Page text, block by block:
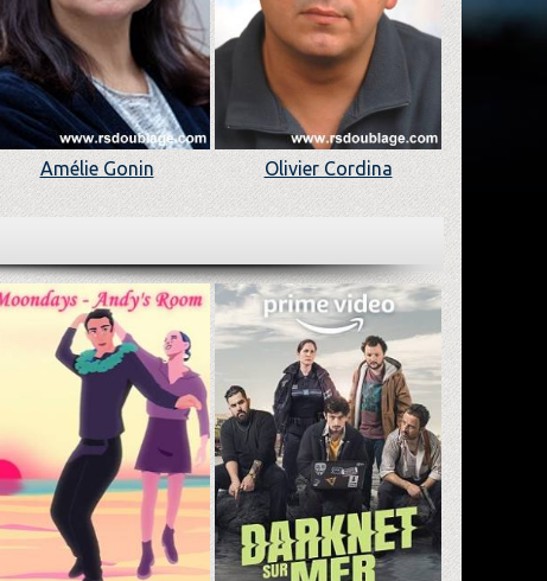
Amélie Gonin Olivier Cordina